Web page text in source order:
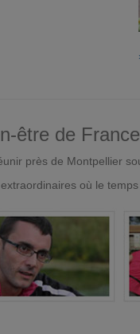
être de France
près de Montpellier
où le